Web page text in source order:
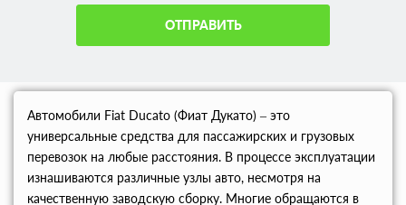
ОТПРАВИТЬ
Автомобили Fiat Ducato (Фиат Дукато) – это
универсальные средства для пассажирских и грузовых
перевозок на любые расстояния. В процессе эксплуатации
изнашиваются различные узлы авто, несмотря на
качественную заводскую сборку. Многие обращаются в